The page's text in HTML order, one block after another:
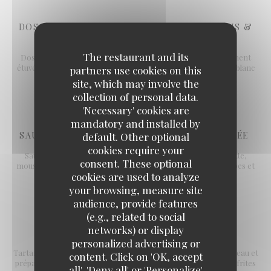
The restaurant and its
partners use cookies on this
site, which may involve the
collection of personal data.
'Necessary' cookies are
mandatory and installed by
default. Other optional
cookies require your
consent. These optional
cookies are used to analyze
your browsing, measure site
audience, provide features
(e.g., related to social
networks) or display
personalized advertising or
content. Click on 'OK, accept
DOS DE CABILLAUD, BEURRE BLANC NANTAIS &
Dos de cabillaud nacré au beurre, fondue de poireaux doucement
étuvée & pommes de terre grenailles rôties, véritable beurre blanc
nantais servi en siphon, léger et aérien
28,00 EUR
SAUCISSE ARTISANALE DE L’AVEYRON & PURÉE
Saucisse artisanale de l’Aveyron, préparée selon notre recette,
mousseline de pommes de terre onctueuse, jus corsé aux herbes et
lard fumé longuement mijoté.
19,00 EUR
TARTARE DE BŒUF DE RACE AUBRAC
Tartare de bœuf Français de race Aubrac (180 g), coupé au couteau et
préparé par nos soins, copeaux de Parmigiano Reggiano AOP frites
Bons Vivants - Cuisine Bourgeoise &